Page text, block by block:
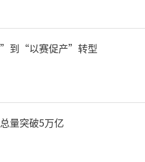
，高潮迭起
”到“以赛促产”转型
量突破5万亿